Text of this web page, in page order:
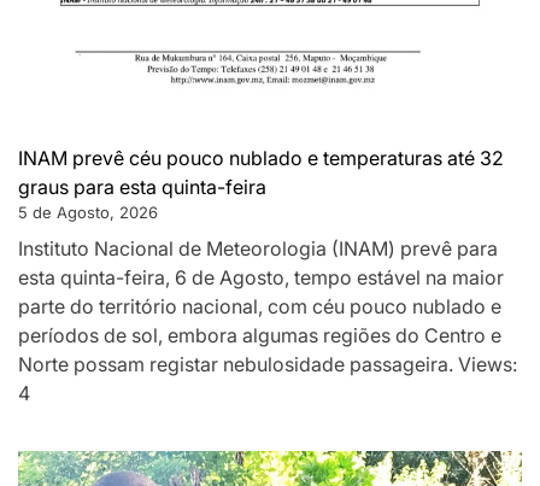
INAM prevê céu pouco nublado e temperaturas até 32
graus para esta quinta-feira
5 de Agosto, 2026
Instituto Nacional de Meteorologia (INAM) prevê para
esta quinta-feira, 6 de Agosto, tempo estável na maior
parte do território nacional, com céu pouco nublado e
períodos de sol, embora algumas regiões do Centro e
Norte possam registar nebulosidade passageira. Views:
4